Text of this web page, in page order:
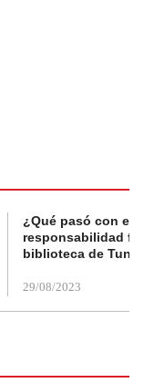
¿Qué pasó con el
responsabilidad
biblioteca de
29/08/2023